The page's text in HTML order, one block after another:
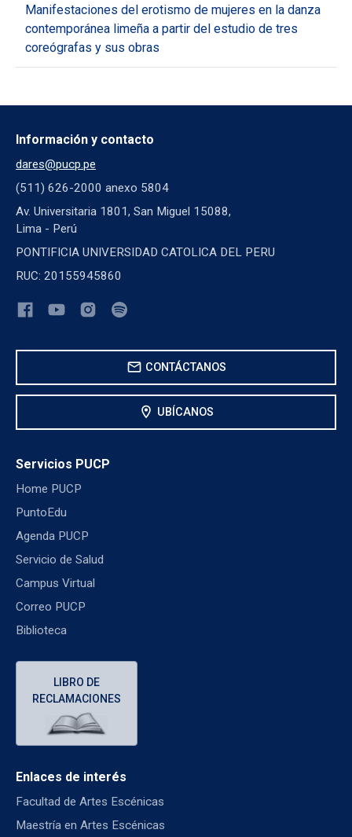
Manifestaciones del erotismo de mujeres en la danza
contemporánea limeña a partir del estudio de tres
coreógrafas y sus obras
Información y contacto
dares@pucp.pe
(511) 626-2000 anexo 5804
Av. Universitaria 1801, San Miguel 15088,
Lima - Perú
PONTIFICIA UNIVERSIDAD CATOLICA DEL PERU
RUC: 20155945860
mail CONTÁCTANOS
location_on UBÍCANOS
Servicios PUCP
Home PUCP
PuntoEdu
Agenda PUCP
Servicio de Salud
Campus Virtual
Correo PUCP
Biblioteca
LIBRO DE
RECLAMACIONES
Enlaces de interés
Facultad de Artes Escénicas
Maestría en Artes Escénicas